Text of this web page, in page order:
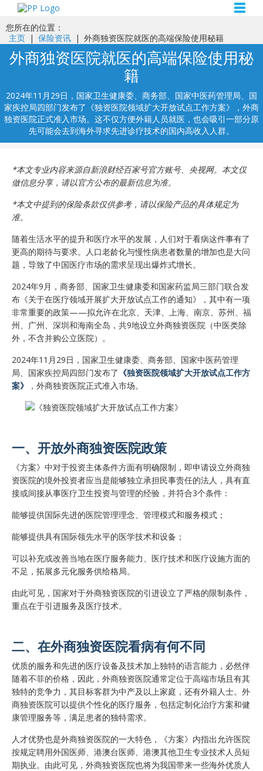
☰
您所在的位置：
主页 | 保险资讯 | 外商独资医院就医的高端保险使用秘籍
外商独资医院就医的高端保险使用秘
籍
2024年11月29日，国家卫生健康委、商务部、国家中医药管理局、国
家疾控局四部门发布了《独资医院领域扩大开放试点工作方案》，外商
独资医院正式准入市场。这不仅方便外籍人员就医，也会吸引一部分原
先可能会去到海外寻求先进诊疗技术的国内高收入人群。
*本文专业内容来源自新浪财经百家号官方账号、央视网。本文仅
做信息分享，请以官方公布的最新信息为准。
*本文中提到的保险条款仅供参考，请以保险产品的具体规定为
准。
随着生活水平的提升和医疗水平的发展，人们对于看病这件事有了
更高的期待与要求。人口老龄化与慢性病患者数量的增加也是大问
题，导致了中国医疗市场的需求呈现出爆炸式增长。
2024年9月，商务部、国家卫生健康委和国家药监局三部门联合发
布《关于在医疗领域开展扩大开放试点工作的通知》，其中有一项
非常重要的政策——拟允许在北京、天津、上海、南京、苏州、福
州、广州、深圳和海南全岛，共9地设立外商独资医院（中医类除
外，不含并购公立医院）。
2024年11月29日，国家卫生健康委、商务部、国家中医药管理
局、国家疾控局四部门发布了 《独资医院领域扩大开放试点工作方
案》
，外商独资医院正式准入市场。
一、开放外商独资医院政策
《方案》中对于投资主体条件方面有明确限制，即申请设立外商独
资医院的境外投资者应当是能够独立承担民事责任的法人，具有直
接或间接从事医疗卫生投资与管理的经验，并符合3个条件：
能够提供国际先进的医院管理理念、管理模式和服务模式；
能够提供具有国际领先水平的医学技术和设备；
可以补充或改善当地在医疗服务能力、医疗技术和医疗设施方面的
不足，拓展多元化服务供给格局。
由此可见，国家对于外商独资医院的引进设立了严格的限制条件，
重点在于引进服务及医疗技术。
二、在外商独资医院看病有何不同
优质的服务和先进的医疗设备及技术加上独特的语言能力，必然伴
随着不菲的价格，因此，外商独资医院通常定位于高端市场且有其
独特的竞争力，其目标客群为中产及以上家庭，还有外籍人士。外
商独资医院可以提供个性化的医疗服务，包括定制化治疗方案和健
康管理服务等，满足患者的独特需求。
人才优势也是外商独资医院的一大特色，《方案》内指出允许医院
按规定聘用外国医师、港澳台医师、港澳其他卫生专业技术人员短
期执业。由此可见，外商独资医院也将为我国带来一些海外优质人